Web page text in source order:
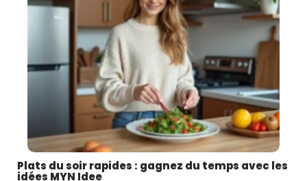
Plats du soir rapides : gagnez du temps avec les
idées MYN Idee